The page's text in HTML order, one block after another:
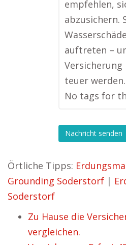
empfehlen,
abzusichern.
auftreten –
teuer werden.
No tags for
Nachricht senden
Örtliche Tipps:
Grounding Soderstorf |
Soderstorf
Zu Hause die
vergleichen.